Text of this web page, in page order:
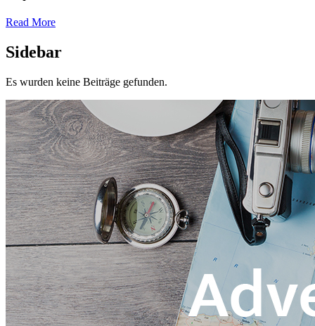
Read More
Sidebar
Es wurden keine Beiträge gefunden.